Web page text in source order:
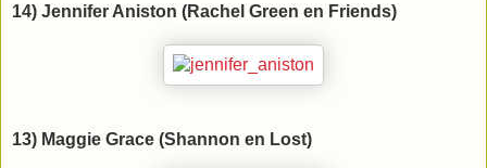
14) Jennifer Aniston (Rachel Green en Friends)
13) Maggie Grace (Shannon en Lost)